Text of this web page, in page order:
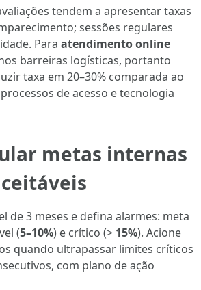
tendem a apresentar taxas
sessões regulares
Para atendimento online
barreiras logísticas, portanto
taxa em 20–30% comparada ao
de acesso e tecnologia
metas internas
de 3 meses e defina alarmes: meta
(5–10%) e crítico (> 15%). Acione
quando ultrapassar limites críticos
com plano de ação